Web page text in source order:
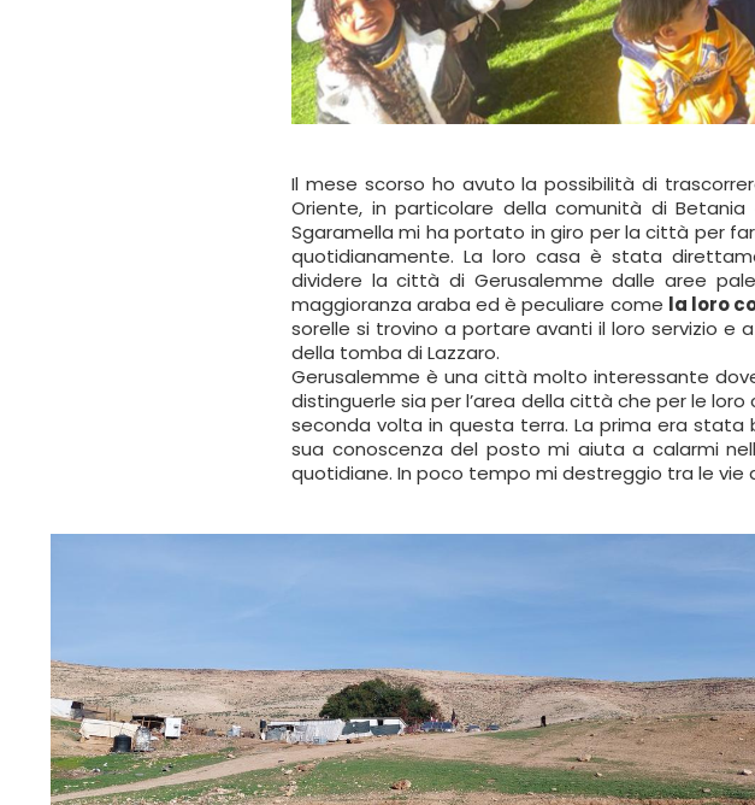
Il mese scorso ho avuto la possibilità di
Oriente, in particolare della comunità di
Sgaramella mi ha portato in giro per la città per
quotidianamente. La loro casa è stata
dividere la città di Gerusalemme dalle aree
maggioranza araba ed è peculiare come la loro
sorelle si trovino a portare avanti il loro servizio e
della tomba di Lazzaro.
Gerusalemme è una città molto interessante
distinguerle sia per l’area della città che per le
seconda volta in questa terra. La prima era
sua conoscenza del posto mi aiuta a calarmi
quotidiane. In poco tempo mi destreggio tra le